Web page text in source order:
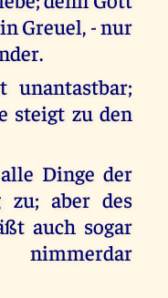
Greuel, - nur
unantastbar;
steigt zu den
Dinge der
zu; aber des
auch sogar